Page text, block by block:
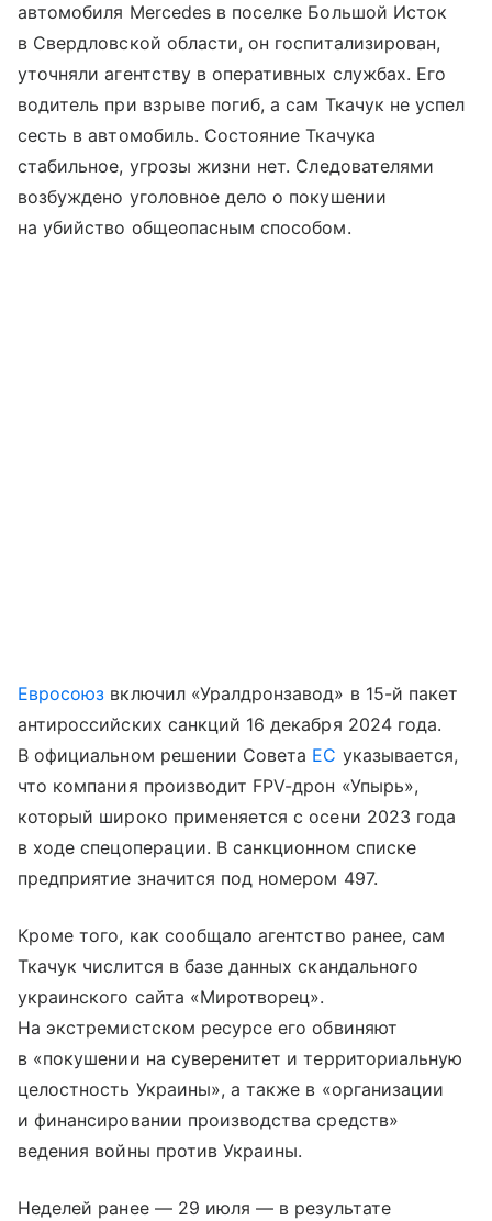
автомобиля Mercedes в поселке Большой Исток
в Свердловской области, он госпитализирован,
уточняли агентству в оперативных службах. Его
водитель при взрыве погиб, а сам Ткачук не успел
сесть в автомобиль. Состояние Ткачука
стабильное, угрозы жизни нет. Следователями
возбуждено уголовное дело о покушении
на убийство общеопасным способом.
Евросоюз включил «Уралдронзавод» в 15-й пакет
антироссийских санкций 16 декабря 2024 года.
В официальном решении Совета ЕС указывается,
что компания производит FPV-дрон «Упырь»,
который широко применяется с осени 2023 года
в ходе спецоперации. В санкционном списке
предприятие значится под номером 497.
Кроме того, как сообщало агентство ранее, сам
Ткачук числится в базе данных скандального
украинского сайта «Миротворец».
На экстремистском ресурсе его обвиняют
в «покушении на суверенитет и территориальную
целостность Украины», а также в «организации
и финансировании производства средств»
ведения войны против Украины.
Неделей ранее — 29 июля — в результате